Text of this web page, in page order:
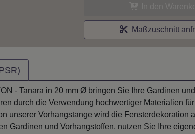
Maßzuschnitt
- Tanara in 20 mm Ø bringen Sie Ihre Gardinen
durch die Verwendung hochwertiger Materialien
unserer Vorhangstange wird die Fensterdekoration
Gardinen und Vorhangstoffen, nutzen Sie Ihre